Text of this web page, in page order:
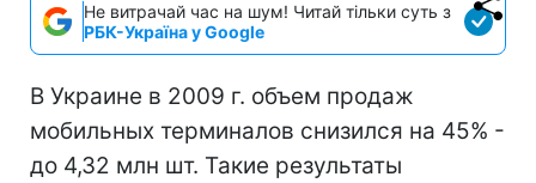
Не витрачай час на шум! Читай тільки суть з
РБК-Україна у Google
В Украине в 2009 г. объем продаж
мобильных терминалов снизился на 45% -
до 4,32 млн шт. Такие результаты